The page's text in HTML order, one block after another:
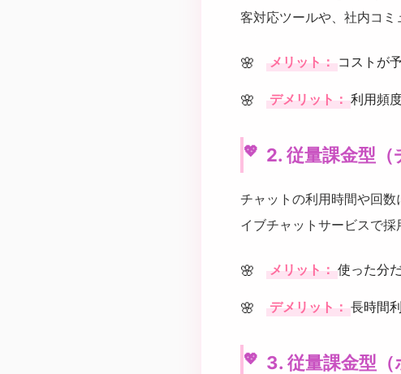
客対応ツールや、社内コミ
メリット： コストが
デメリット： 利用頻
2. 従量課金型（
チャットの利用時間や回
イブチャットサービスで採
メリット： 使った分
デメリット： 長時間
3. 従量課金型（